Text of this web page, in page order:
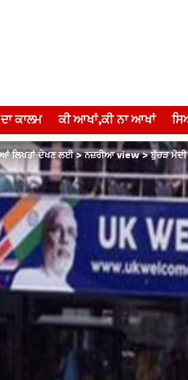
ਕਾਲਮ ਕੀ ਆਖਾਂ,ਕੀ ਨਾ ਆਖਾਂ
ਲਿਖਤਾਂ ਦੇਖਣ ਲਈ>ਨਜ਼ਰੀਆ view>ਬੁੱਚੜ